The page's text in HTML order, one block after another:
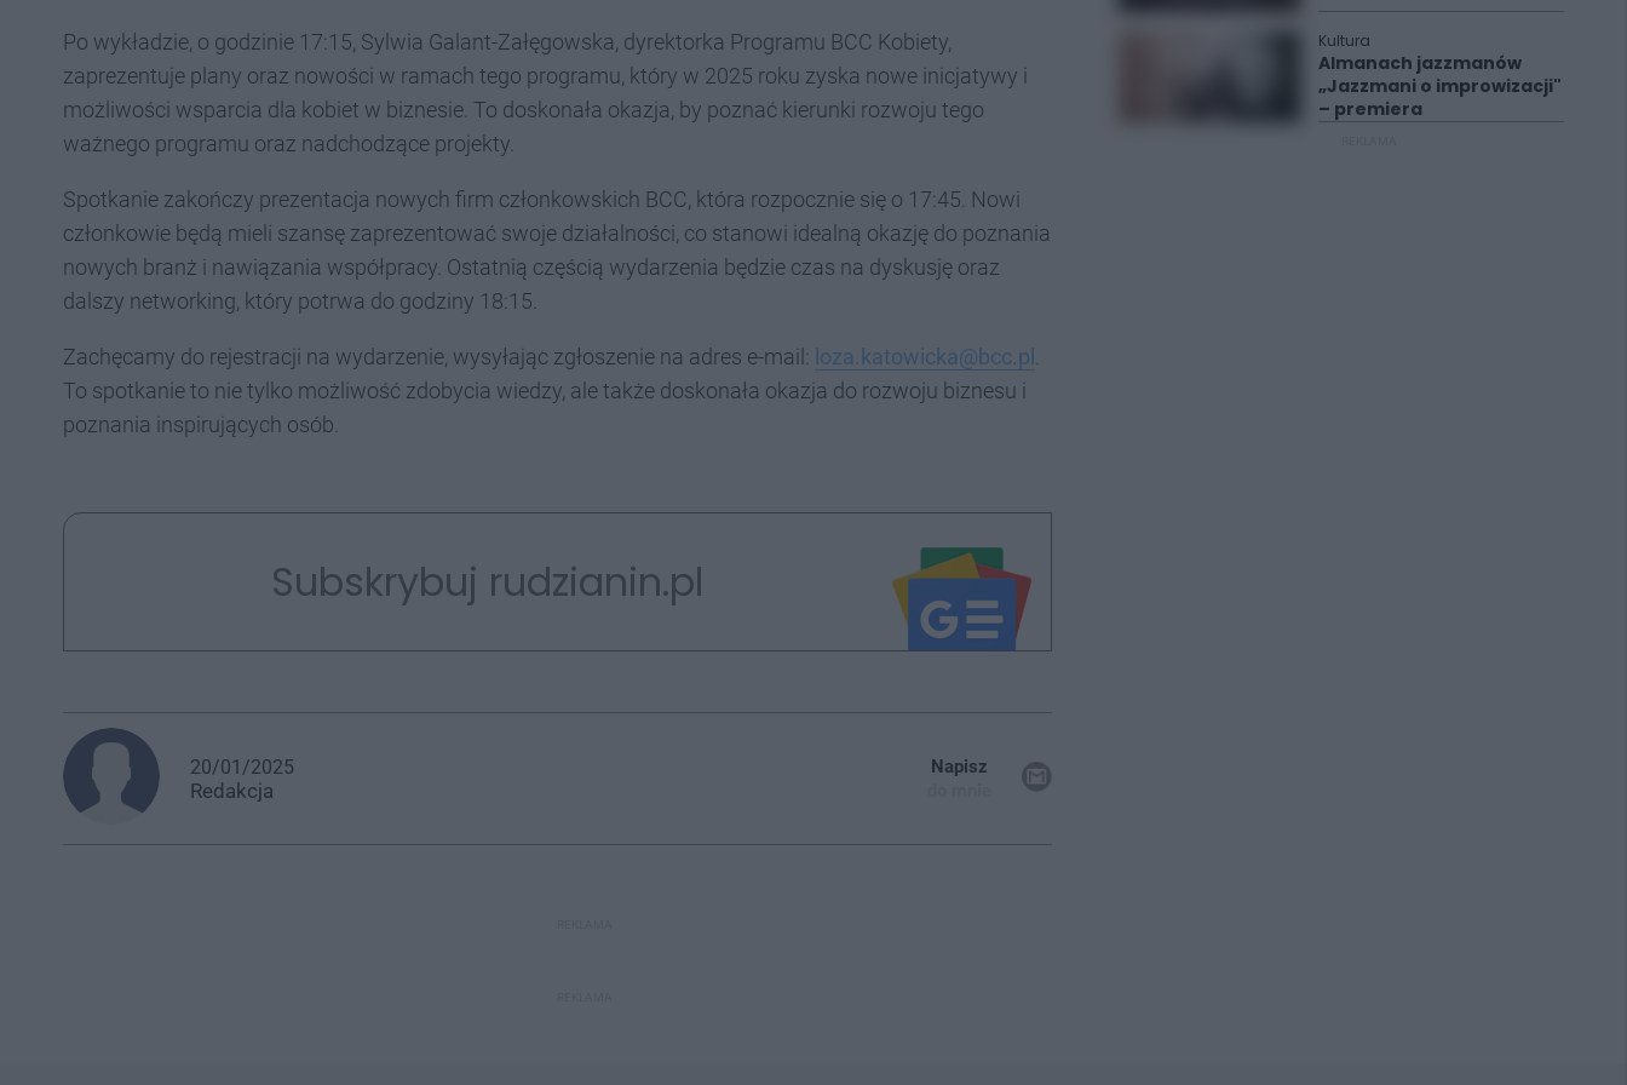
Po wykładzie, o godzinie 17:15, Sylwia Galant-Załęgowska, dyrektorka Programu BCC Kobiety,
zaprezentuje plany oraz nowości w ramach tego programu, który w 2025 roku zyska nowe inicjatywy i
możliwości wsparcia dla kobiet w biznesie. To doskonała okazja, by poznać kierunki rozwoju tego
ważnego programu oraz nadchodzące projekty.
Spotkanie zakończy prezentacja nowych firm członkowskich BCC, która rozpocznie się o 17:45. Nowi
członkowie będą mieli szansę zaprezentować swoje działalności, co stanowi idealną okazję do poznania
nowych branż i nawiązania współpracy. Ostatnią częścią wydarzenia będzie czas na dyskusję oraz
dalszy networking, który potrwa do godziny 18:15.
Zachęcamy do rejestracji na wydarzenie, wysyłając zgłoszenie na adres e-mail: loza.katowicka@bcc.pl
To spotkanie to nie tylko możliwość zdobycia wiedzy, ale także doskonała okazja do rozwoju biznesu i
poznania inspirujących osób.
Subskrybuj rudzianin.pl
20/01/2025
Redakcja
Napisz
Kultura
Almanach jazzmanów
„Jazzmani o improwizacji"
– premiera